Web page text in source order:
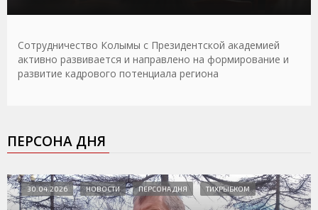
Сотрудничество Колымы с Президентской академией
активно развивается и направлено на формирование и
развитие кадрового потенциала региона
ПЕРСОНА ДНЯ
30.04.2026 НОВОСТИ ПЕРСОНА ДНЯ ТИХРЫБКОМ